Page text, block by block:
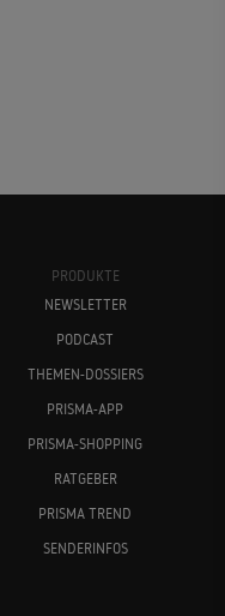
PRODUKTE
NEWSLETTER
PODCAST
THEMEN-DOSSIERS
PRISMA-APP
PRISMA-SHOPPING
RATGEBER
PRISMA TREND
SENDERINFOS